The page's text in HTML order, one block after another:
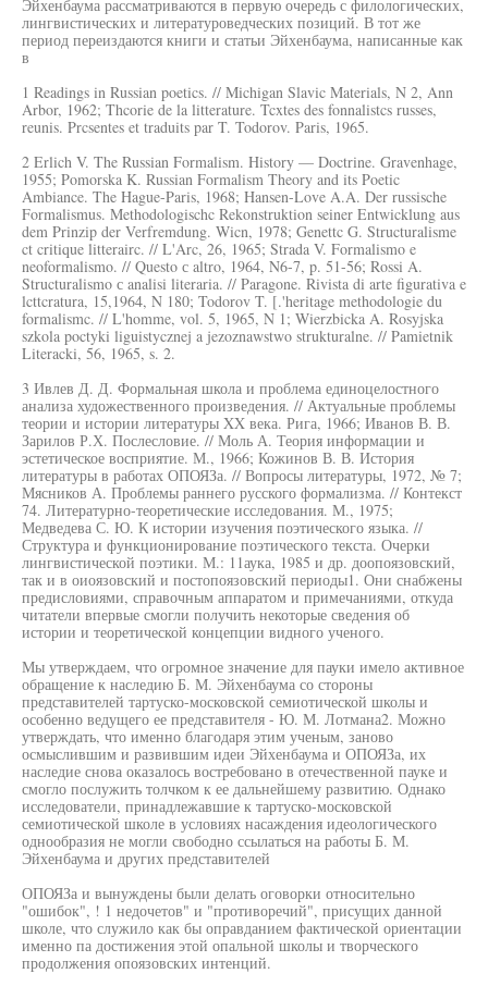
Эйхенбаума рассматриваются в первую очередь с филологических,
лингвистических и литературоведческих позиций. В тот же
период переиздаются книги и статьи Эйхенбаума, написанные как
в
1 Readings in Russian poetics. // Michigan Slavic Materials, N 2, Ann
Arbor, 1962; Thcorie de la litterature. Tcxtes des fonnalistcs russes,
reunis. Prcsentes et traduits par T. Todorov. Paris, 1965.
2 Erlich V. The Russian Formalism. History — Doctrine. Gravenhage,
1955; Pomorska K. Russian Formalism Theory and its Poetic
Ambiance. The Hague-Paris, 1968; Hansen-Love A.A. Der russische
Formalismus. Methodologischc Rekonstruktion seiner Entwicklung aus
dem Prinzip der Verfremdung. Wicn, 1978; Genettc G. Structuralisme
ct critique litterairc. // L'Arc, 26, 1965; Strada V. Formalismo e
neoformalismo. // Questo с altro, 1964, N6-7, p. 51-56; Rossi A.
Structuralismo с analisi literaria. // Paragone. Rivista di arte figurativa e
lcttcratura, 15,1964, N 180; Todorov T. [.'heritage methodologie du
formalismc. // L'homme, vol. 5, 1965, N 1; Wierzbicka A. Rosyjska
szkola poctyki liguistycznej a jezoznawstwo strukturalne. // Pamietnik
Literacki, 56, 1965, s. 2.
3 Ивлев Д. Д. Формальная школа и проблема единоцелостного
анализа художественного произведения. // Актуальные проблемы
теории и истории литературы XX века. Рига, 1966; Иванов В. В.
Зарилов Р.Х. Послесловие. // Моль А. Теория информации и
эстетическое восприятие. М., 1966; Кожинов В. В. История
литературы в работах ОПОЯЗа. // Вопросы литературы, 1972, № 7;
Мясников А. Проблемы раннего русского формализма. // Контекст
74. Литературно-теоретические исследования. М., 1975;
Медведева С. Ю. К истории изучения поэтического языка. //
Структура и функционирование поэтического текста. Очерки
лингвистической поэтики. М.: 11аука, 1985 и др. доопоязовский,
так и в оиоязовский и постопоязовский периоды1. Они снабжены
предисловиями, справочным аппаратом и примечаниями, откуда
читатели впервые смогли получить некоторые сведения об
истории и теоретической концепции видного ученого.
Мы утверждаем, что огромное значение для пауки имело активное
обращение к наследию Б. М. Эйхенбаума со стороны
представителей тартуско-московской семиотической школы и
особенно ведущего ее представителя - Ю. М. Лотмана2. Можно
утверждать, что именно благодаря этим ученым, заново
осмыслившим и развившим идеи Эйхенбаума и ОПОЯЗа, их
наследие снова оказалось востребовано в отечественной пауке и
смогло послужить толчком к ее дальнейшему развитию. Однако
исследователи, принадлежавшие к тартуско-московской
семиотической школе в условиях насаждения идеологического
однообразия не могли свободно ссылаться на работы Б. М.
Эйхенбаума и других представителей
ОПОЯЗа и вынуждены были делать оговорки относительно
"ошибок", ! 1 недочетов" и "противоречий", присущих данной
школе, что служило как бы оправданием фактической ориентации
именно па достижения этой опальной школы и творческого
продолжения опоязовских интенций.